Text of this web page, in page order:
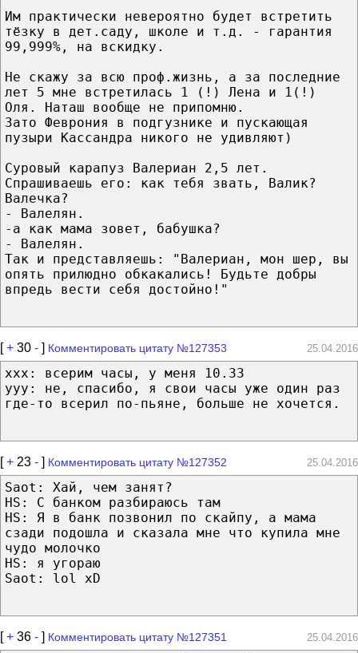
Им практически невероятно будет встретить
тёзку в дет.саду, школе и т.д. - гарантия
99,999%, на вскидку.
Не скажу за всю проф.жизнь, а за последние
лет 5 мне встретилась 1 (!) Лена и 1(!)
Оля. Наташ вообще не припомню.
Зато Феврония в подгузнике и пускающая
пузыри Кассандра никого не удивляют)
Суровый карапуз Валериан 2,5 лет.
Спрашиваешь его: как тебя звать, Валик?
Валечка?
- Валелян.
-а как мама зовет, бабушка?
- Валелян.
Так и представляешь: "Валериан, мон шер, вы
опять прилюдно обкакались! Будьте добры
впредь вести себя достойно!"
[+ 30 - ] Комментировать цитату №127353 25.04.2016
хxх: всерим часы, у меня 10.33
yyy: не, спасибо, я свои часы уже один раз
где-то всерил по-пьяне, больше не хочется.
[+ 23 - ] Комментировать цитату №127352 25.04.2016
Saot: Хай, чем занят?
HS: С банком разбираюсь там
HS: Я в банк позвонил по скайпу, а мама
сзади подошла и сказала мне что купила мне
чудо молочко
HS: я угораю
Saot: lol xD
[+ 36 - ] Комментировать цитату №127351 25.04.2016